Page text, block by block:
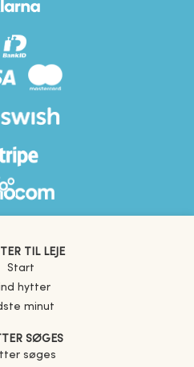
TIL LEJE
Start
hytter
minut
SØGES
søges